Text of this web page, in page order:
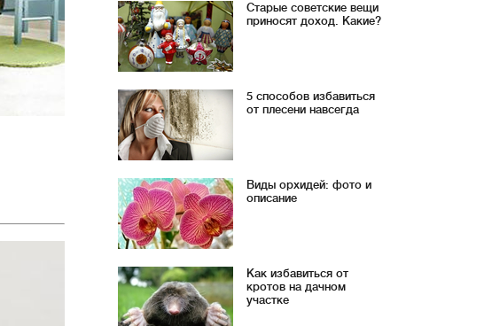
Старые советские вещи
приносят доход. Какие?
5 способов избавиться
от плесени навсегда
Виды орхидей: фото и
описание
Как избавиться от
кротов на дачном
участке